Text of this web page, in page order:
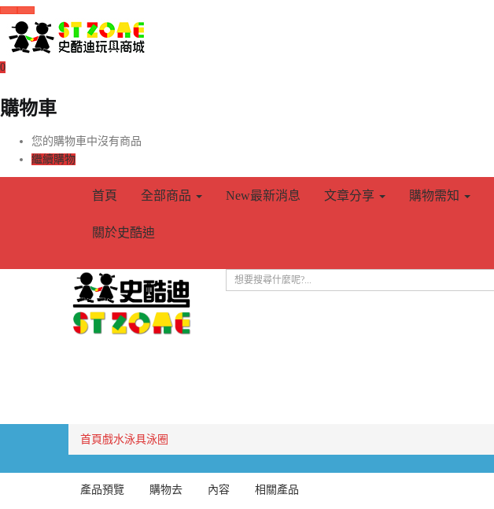
0
購物車
您的購物車中沒有商品
繼續購物
首頁 全部商品 New最新消息 文章分享 購物需知
關於史酷迪
首頁戲水泳具泳圈
產品預覽 購物去 內容 相關產品